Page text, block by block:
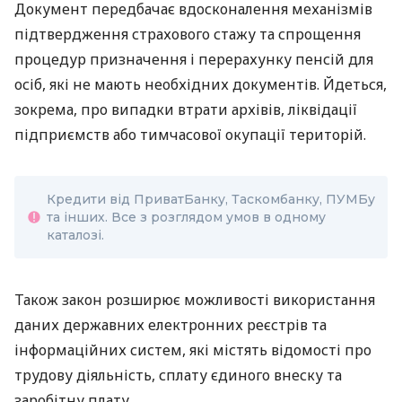
Документ передбачає вдосконалення механізмів
підтвердження страхового стажу та спрощення
процедур призначення і перерахунку пенсій для
осіб, які не мають необхідних документів. Йдеться,
зокрема, про випадки втрати архівів, ліквідації
підприємств або тимчасової окупації територій.
Кредити від ПриватБанку, Таскомбанку, ПУМБу
та інших. Все з розглядом умов в одному
каталозі.
Також закон розширює можливості використання
даних державних електронних реєстрів та
інформаційних систем, які містять відомості про
трудову діяльність, сплату єдиного внеску та